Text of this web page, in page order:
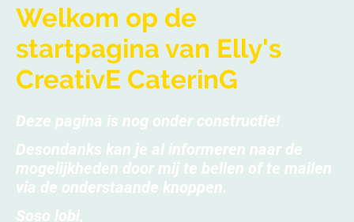
Welkom op de
startpagina van Elly's
CreativE CaterinG
Deze pagina is nog onder constructie!
Desondanks kan je al informeren naar de
mogelijkheden door mij te bellen of te mailen
via de onderstaande knoppen.
Soso lobi,